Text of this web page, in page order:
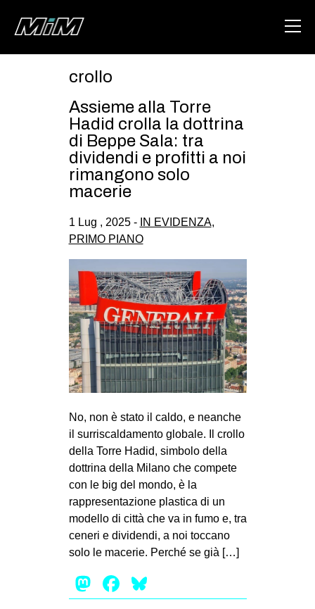
ABOUT
DEGENERAZIONE
GAZA FREESTYLE
CSOA LAMBRETTA
STUDENTI TSUNAMI
ZAM
MILANO
MOBILITAZIONI
SPAZI
SPORT POPOLARE
MOVIMENTI
AMBIENTE
ANTIFASCISMO
DIRITTO ALL’ABITARE
GENERI
MIGRAZIONI
REPRESSIONE
crollo
Assieme alla Torre
Hadid crolla la dottrina
di Beppe Sala: tra
dividendi e profitti a noi
rimangono solo
macerie
1 Lug , 2025 - IN EVIDENZA,
PRIMO PIANO
No, non è stato il caldo, e neanche
il surriscaldamento globale. Il crollo
della Torre Hadid, simbolo della
dottrina della Milano che compete
con le big del mondo, è la
rappresentazione plastica di un
modello di città che va in fumo e, tra
ceneri e dividendi, a noi toccano
solo le macerie. Perché se già […]
Mastodon
Facebook